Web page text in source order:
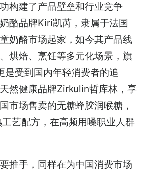
构建了产品壁垒和行业竞争
酪品牌Kiri凯芮，隶属于法国
奶酪市场起家，如今其产品线
烘焙、烹饪等多元化场景，旗
是受到国内年轻消费者的追
然健康品牌Zirkulin哲库林，享
市场售卖的无糖蜂胶润喉糖，
艺配方，在高频用嗓职业人群
推手，同样在为中国消费市场